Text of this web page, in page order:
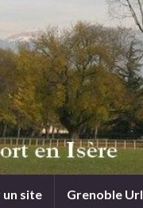
site Grenoble Url